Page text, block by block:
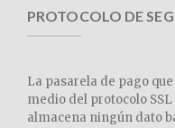
PROTOCOLO DE
La pasarela de pago
medio del protocolo
almacena ningún dato